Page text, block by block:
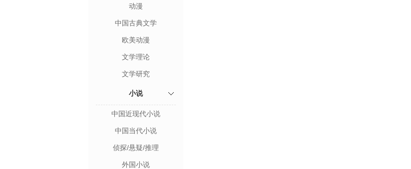
动漫
中国古典文学
欧美动漫
文学理论
文学研究
小说
中国近现代小说
中国当代小说
侦探/悬疑/推理
外国小说